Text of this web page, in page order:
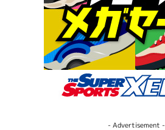
- Advertisement -